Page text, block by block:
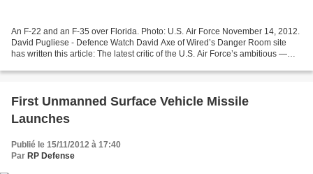
An F-22 and an F-35 over Florida. Photo: U.S. Air Force November 14, 2012.
David Pugliese - Defence Watch David Axe of Wired’s Danger Room site
has written this article: The latest critic of the U.S. Air Force’s ambitious —
First Unmanned Surface Vehicle Missile
Launches
Publié le 15/11/2012 à 17:40
Par RP Defense